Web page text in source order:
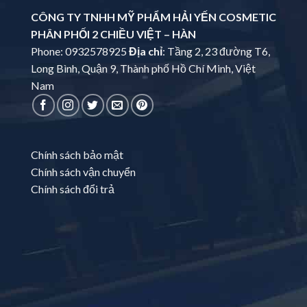
CÔNG TY TNHH MỸ PHẨM HẢI YẾN COSMETIC
PHÂN PHỐI 2 CHIỀU VIỆT – HÀN
Phone: 0932578925Địa chỉ: Tầng 2, 23 đường T6,
Long Bình, Quận 9, Thành phố Hồ Chí Minh, Việt
Nam
Chính sách bảo mật
Chính sách vận chuyển
Chính sách đổi trả